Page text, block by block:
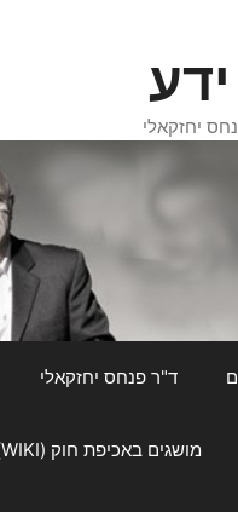
ידע
יחזקאלי
ד"ר פנחס יחזקאלי
מושגים באכיפת חוק (WIKI)